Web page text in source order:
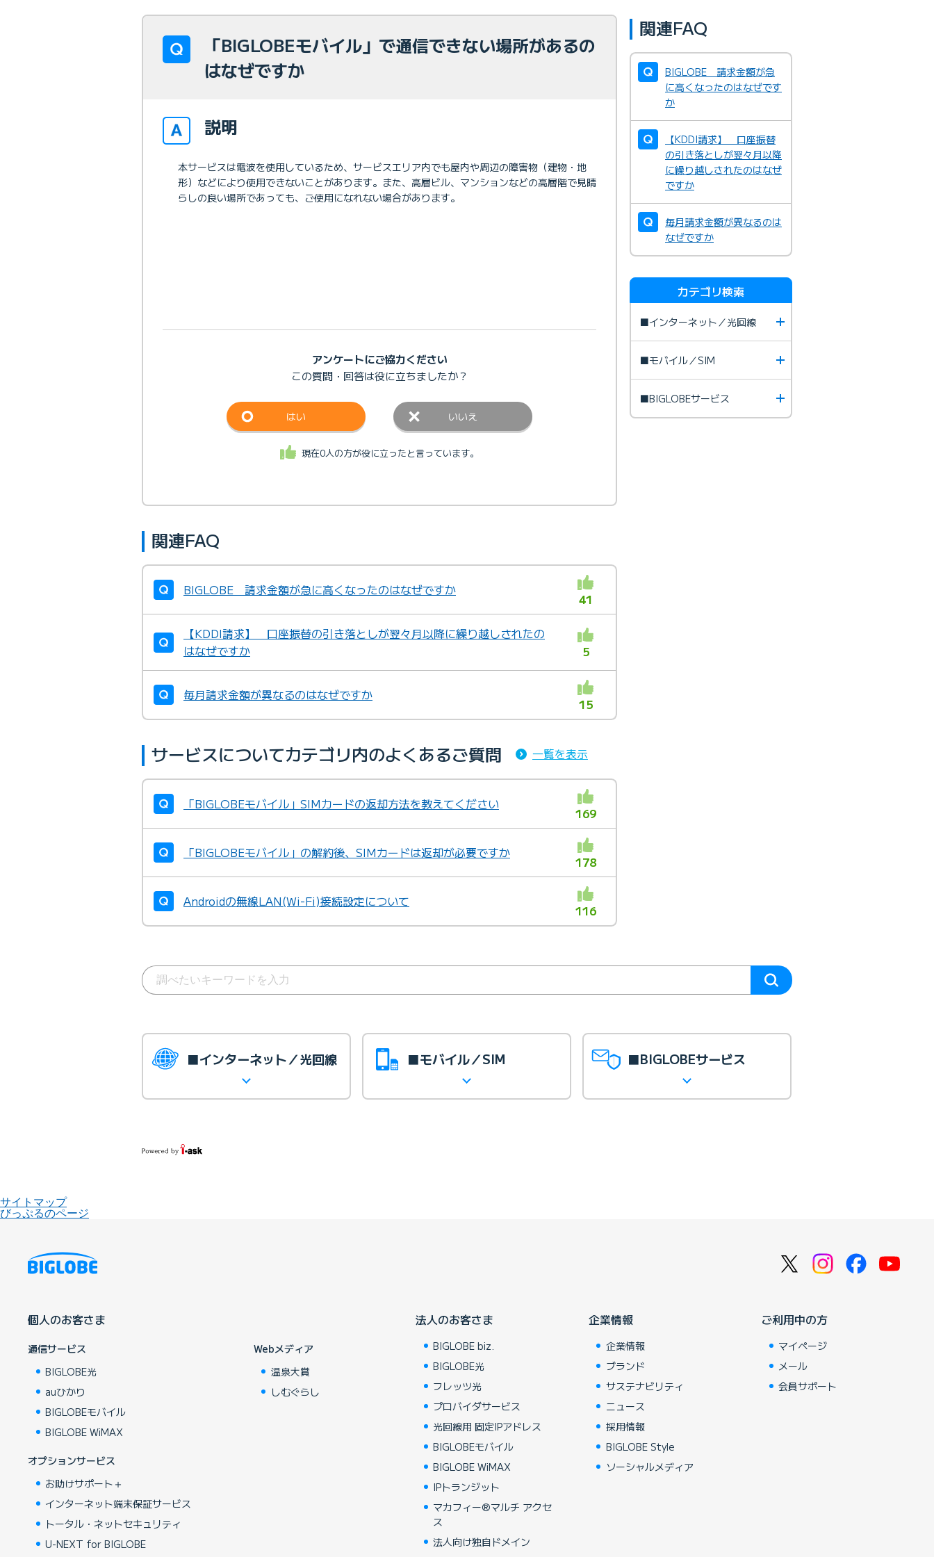
「BIGLOBEモバイル」で通信できない場所があるの
はなぜですか
説明
本サービスは電波を使用しているため、サービスエリア内でも屋内や周辺の障害物（建物・地
形）などにより使用できないことがあります。また、高層ビル、マンションなどの高層階で見晴
らしの良い場所であっても、ご使用になれない場合があります。
アンケートにご協力ください
この質問・回答は役に立ちましたか？
はい いいえ
現在0人の方が役に立ったと言っています。
関連FAQ
BIGLOBE 請求金額が急に高くなったのはなぜですか
41
【KDDI請求】 口座振替の引き落としが翌々月以降に繰り越しされたの
はなぜですか
5
毎月請求金額が異なるのはなぜですか
15
サービスについてカテゴリ内のよくあるご質問 一覧を表示
「BIGLOBEモバイル」SIMカードの返却方法を教えてください
169
「BIGLOBEモバイル」の解約後、SIMカードは返却が必要ですか
178
Androidの無線LAN(Wi-Fi)接続設定について
116
関連FAQ
BIGLOBE 請求金額が急
に高くなったのはなぜです
か
【KDDI請求】 口座振替
の引き落としが翌々月以降
に繰り越しされたのはなぜ
ですか
毎月請求金額が異なるのは
なぜですか
カテゴリ検索
■インターネット／光回線
■モバイル／SIM
■BIGLOBEサービス
■インターネット／光回線 ■モバイル／SIM ■BIGLOBEサービス
サイトマップ
びっぷるのページ
個人のお客さま
通信サービス
BIGLOBE光
auひかり
BIGLOBEモバイル
BIGLOBE WiMAX
オプションサービス
お助けサポート＋
インターネット端末保証サービス
トータル・ネットセキュリティ
U-NEXT for BIGLOBE
Webメディア
温泉大賞
しむぐらし
法人のお客さま
BIGLOBE biz.
BIGLOBE光
フレッツ光
プロバイダサービス
光回線用 固定IPアドレス
BIGLOBEモバイル
BIGLOBE WiMAX
IPトランジット
マカフィー®マルチ アクセ
ス
法人向け独自ドメイン
企業情報
企業情報
ブランド
サステナビリティ
ニュース
採用情報
BIGLOBE Style
ソーシャルメディア
ご利用中の方
マイページ
メール
会員サポート